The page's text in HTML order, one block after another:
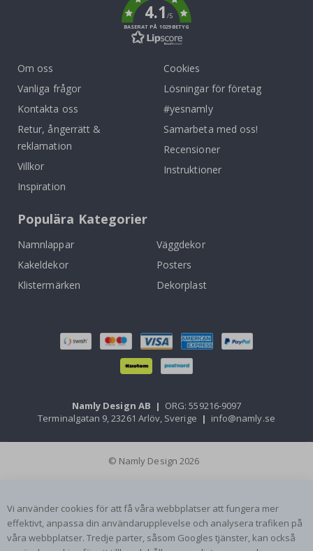
4.1/5
BASERAT PÅ 1029 BETYG
Om oss
Vanliga frågor
Kontakta oss
Retur, ångerrätt &
reklamation
Villkor
Inspiration
Cookies
Lösningar för företag
#yesnamly
Samarbeta med oss!
Recensioner
Instruktioner
Populära Kategorier
Namnlappar
Väggdekor
Kakeldekor
Posters
Klistermärken
Dekorplast
Namly Design AB | ORG: 559216-9097
Terminalgatan 9, 23261 Arlöv, Sverige | info@namly.se
© Namly Design 2026
Vi använder cookies för att få våra webbplatser att fungera mer
effektivt, anpassa din användarupplevelse och analysera trafiken på
våra webbplatser. Tredje parter, såsom Googles tjänster, kan också